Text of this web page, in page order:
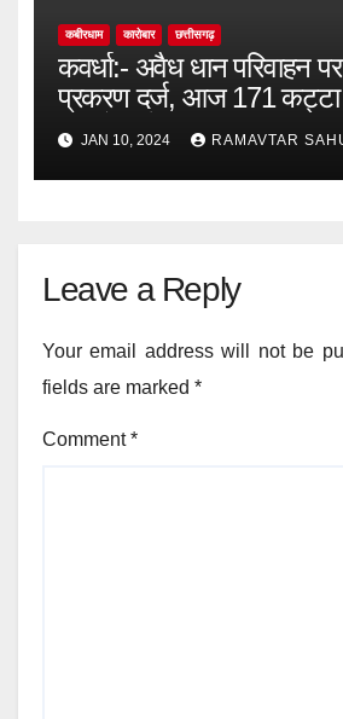
कबीरधाम कारोबार छत्तीसगढ़
कवर्धा:- अवैध धान परिवाहन
प्रकरण दर्ज, आज 171
भागुटोला में जप्त।
JAN 10, 2024 RAMAVTAR
Leave a Reply
Your email address will not be
fields are marked *
Comment*